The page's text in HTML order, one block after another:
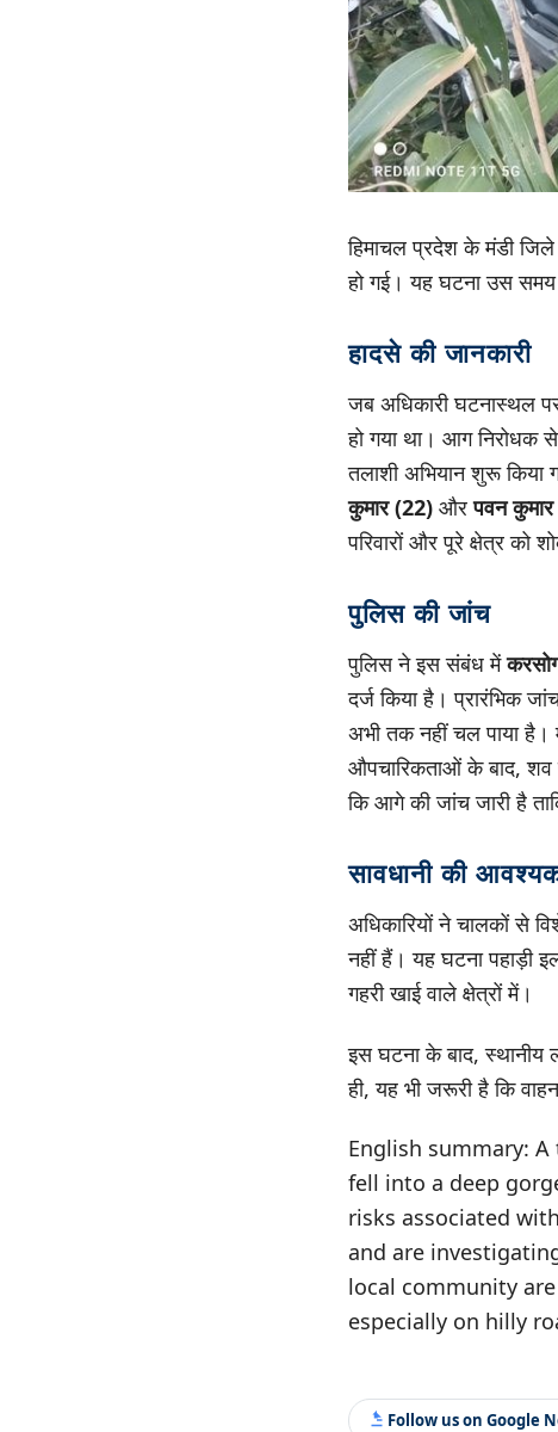
हिमाचल प्रदेश के मंडी जिले
हो गई। यह घटना उस समय
हादसे की जानकारी
जब अधिकारी घटनास्थल
हो गया था। आग निरोधक
तलाशी अभियान शुरू किया
कुमार (22) औरपवन
परिवारों और पूरे क्षेत्र को
पुलिस की जांच
पुलिस ने इस संबंध में
दर्ज किया है। प्रारंभिक
अभी तक नहीं चल पाया
औपचारिकताओं के बाद, शव
कि आगे की जांच जारी है
सावधानी की
अधिकारियों ने चालकों से
नहीं हैं। यह घटना पहाड़ी
गहरी खाई वाले क्षेत्रों में।
इस घटना के बाद,
ही, यह भी जरूरी है कि
English summary:
fell into a deep
risks associated
and are
local community
especially on hilly
Follow us on Google